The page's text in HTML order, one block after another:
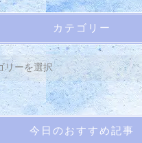
カテゴリー
今日のおすすめ記事